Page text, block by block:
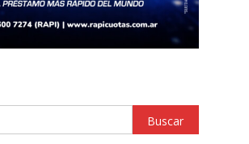
Buscar: